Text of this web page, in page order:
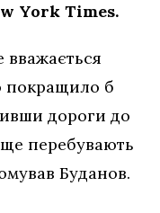
York Times.
вважається
покращило б
дороги до
перебувають
Буданов.